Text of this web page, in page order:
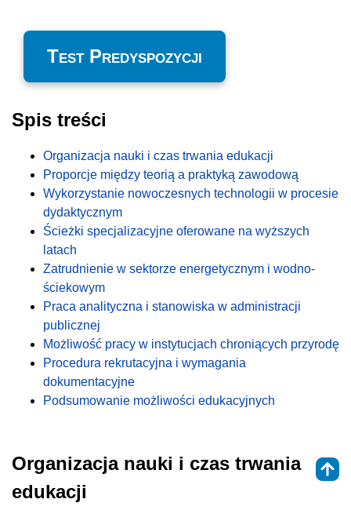
Test Predyspozycji
Spis treści
Organizacja nauki i czas trwania edukacji
Proporcje między teorią a praktyką zawodową
Wykorzystanie nowoczesnych technologii w procesie
dydaktycznym
Ścieżki specjalizacyjne oferowane na wyższych
latach
Zatrudnienie w sektorze energetycznym i wodno-
ściekowym
Praca analityczna i stanowiska w administracji
publicznej
Możliwość pracy w instytucjach chroniących przyrodę
Procedura rekrutacyjna i wymagania
dokumentacyjne
Podsumowanie możliwości edukacyjnych
Organizacja nauki i czas trwania
edukacji